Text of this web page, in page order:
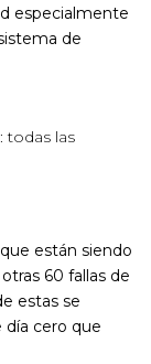
especialmente
de
todas las
están siendo
60 fallas de
estas se
día cero que